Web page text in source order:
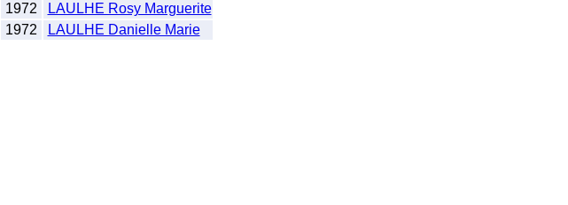
1972
LAULHE Rosy Marguerite
1972 LAULHE Danielle Marie